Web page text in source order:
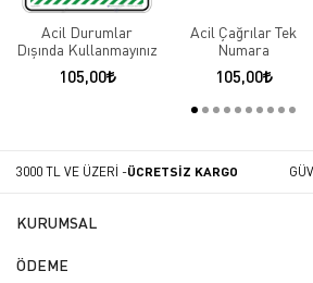
Acil Durumlar
Dışında Kullanmayınız
105,00
Acil Çağrılar Tek
Numara
105,00
3000 TL VE ÜZERİ -ÜCRETSİZ KARGO
KURUMSAL
ÖDEME